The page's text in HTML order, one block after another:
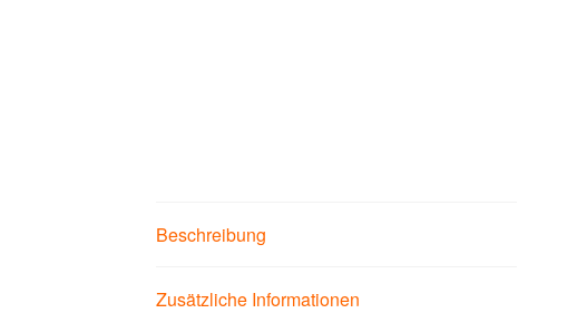
Beschreibung
Zusätzliche Informationen